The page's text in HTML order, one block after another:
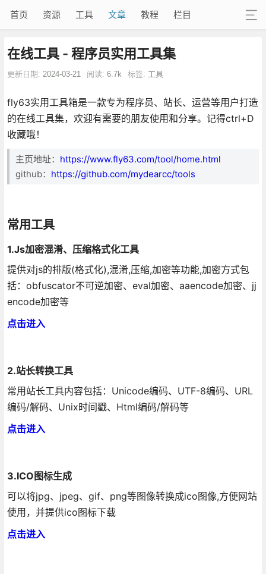
首页 资源 工具 文章 教程 栏目
在线工具 - 程序员实用工具集
更新日期: 2024-03-21 阅读: 6.7k 标签: 工具
fly63实用工具箱是一款专为程序员、站长、运营等用户打造
的在线工具集，欢迎有需要的朋友使用和分享。记得ctrl+D
收藏哦！
主页地址： https://www.fly63.com/tool/home.html
github： https://github.com/mydearcc/tools
常用工具
1.Js加密混淆、压缩格式化工具
提供对js的排版(格式化),混淆,压缩,加密等功能,加密方式包
括：obfuscator不可逆加密、eval加密、aaencode加密、jj
encode加密等
点击进入
2.站长转换工具
常用站长工具内容包括：Unicode编码、UTF-8编码、URL
编码/解码、Unix时间戳、Html编码/解码等
点击进入
3.ICO图标生成
可以将jpg、jpeg、gif、png等图像转换成ico图像,方便网站
使用，并提供ico图标下载
点击进入